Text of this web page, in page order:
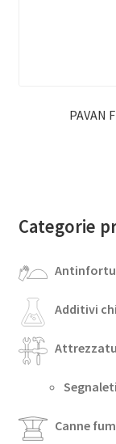
PAVAN
Categorie
Additivi
Canne